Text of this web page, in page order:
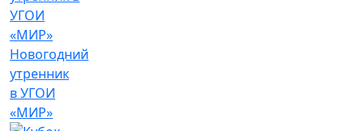
Новогодний
утренник
в УГОИ
«МИР»